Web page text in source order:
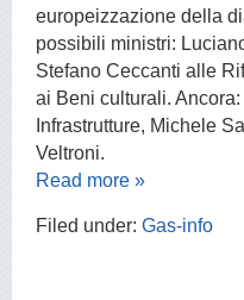
europeizzazione della
possibili ministri:
Stefano Ceccanti alle
ai Beni culturali.
Infrastrutture, Michele
Veltroni.
Read more »
Filed under: Gas-info